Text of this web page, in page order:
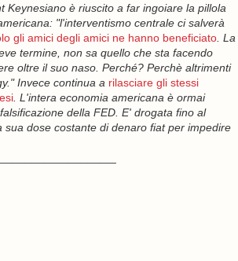
Keynesiano è riuscito a far ingoiare la pillola
"l'interventismo centrale ci salverà
gli amici degli amici ne hanno beneficiato. La
termine, non sa quello che sta facendo
oltre il suo naso. Perché? Perchè altrimenti
Invece continua a rilasciare gli stessi
. L'intera economia americana è ormai
della FED. E' drogata fino al
sua dose costante di denaro fiat per impedire